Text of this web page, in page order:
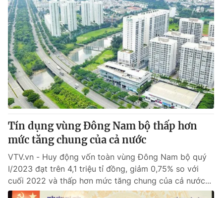
VTV Sức khoẻ Bất động sản
Thị trường 24h Tấm lòng Việt
VTV4 Vươn mình bằng AI
VTV9 VTV8
Liên hệ tòa soạn English
THỜI BÁO VTV
Tín dụng vùng Đông Nam bộ thấp hơn
mức tăng chung của cả nước
VTV.vn - Huy động vốn toàn vùng Đông Nam bộ quý
I/2023 đạt trên 4,1 triệu tỉ đồng, giảm 0,75% so với
cuối 2022 và thấp hơn mức tăng chung của cả nước...